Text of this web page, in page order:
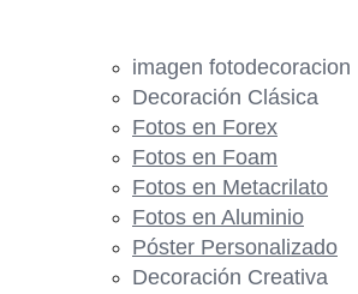
imagen fotodecoracion
Decoración Clásica
Fotos en Forex
Fotos en Foam
Fotos en Metacrilato
Fotos en Aluminio
Póster Personalizado
Decoración Creativa